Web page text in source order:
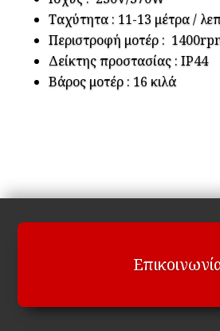
Ταχύτητα : 11-13 μέτρα /
Περιστροφή μοτέρ :
Δείκτης προστασίας : IP44
Βάρος μοτέρ : 16 κιλά